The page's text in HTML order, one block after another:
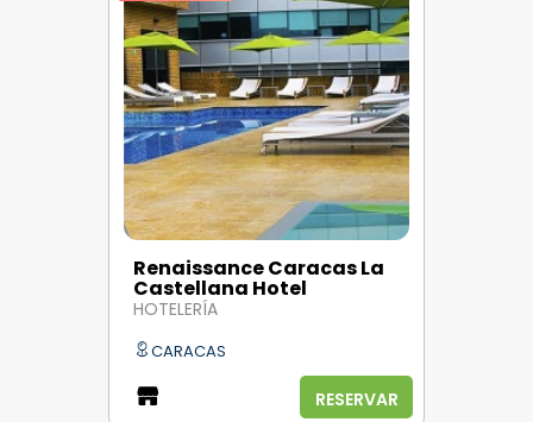
Renaissance Caracas La
Castellana Hotel
HOTELERÍA
CARACAS
RESERVAR